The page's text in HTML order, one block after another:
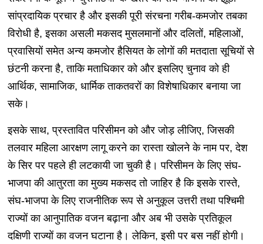
सांप्रदायिक प्रचार है और इसकी पूरी संरचना गरीब-कमजोर तबका
विरोधी है, इसका असली मकसद मुसलमानों और दलितों, महिलाओं,
प्रवासियों समेत अन्य कमजोर हैसियत के लोगों की मतदाता सूचियों से
छंटनी करना है, ताकि मताधिकार को और इसलिए चुनाव को ही
आर्थिक, सामाजिक, धार्मिक ताकतवरों का विशेषाधिकार बनाया जा
सके।
इसके साथ, प्रस्तावित परिसीमन को और जोड़ लीजिए, जिसकी
तलवार महिला आरक्षण लागू करने का रास्ता खोलने के नाम पर, देश
के सिर पर पहले ही लटकायी जा चुकी है। परिसीमन के लिए संघ-
भाजपा की आतुरता का मुख्य मकसद तो जाहिर है कि इसके रास्ते,
संघ-भाजपा के लिए राजनीतिक रूप से अनुकूल उत्तरी तथा पश्चिमी
राज्यों का आनुपातिक वजन बढ़ाना और अब भी उसके प्रतिकूल
दक्षिणी राज्यों का वजन घटाना है। लेकिन, इसी पर बस नहीं होगी।